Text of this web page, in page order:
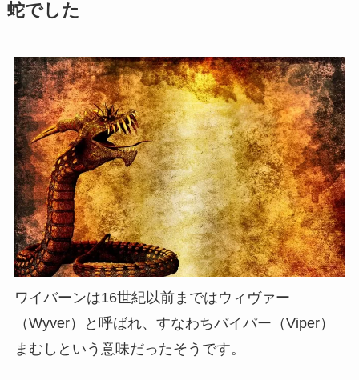
蛇でした
ワイバーンは16世紀以前まではウィヴァー
（Wyver）と呼ばれ、すなわちバイパー（Viper）
まむしという意味だったそうです。